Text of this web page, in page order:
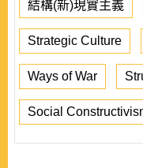
結構(新)現實主義
Strategic Culture
Ways of War
Social